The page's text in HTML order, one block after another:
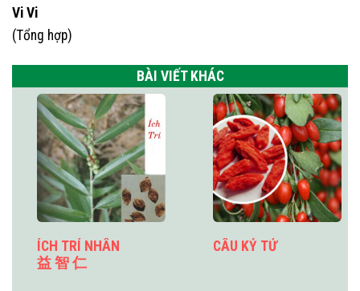
Vi Vi
(Tổng hợp)
BÀI VIẾT KHÁC
ÍCH TRÍ NHÂN
益 智 仁
CÂU KỶ TỬ